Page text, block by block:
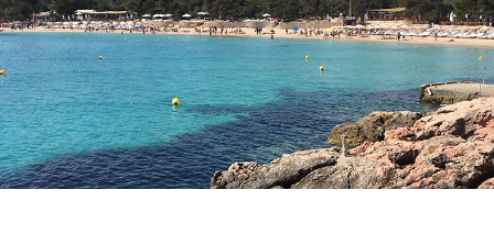
14:00 14:30 15:00 15:30
16:00 16:30 17:00 17:30
18:00 18:30 19:00 19:30
20:00 20:30 21:00 21:30